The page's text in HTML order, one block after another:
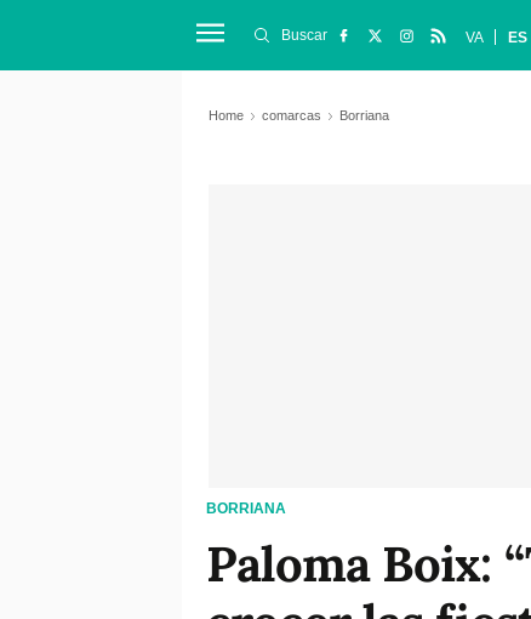
Buscar VA ES
Home comarcas Borriana
BORRIANA
Paloma Boix: